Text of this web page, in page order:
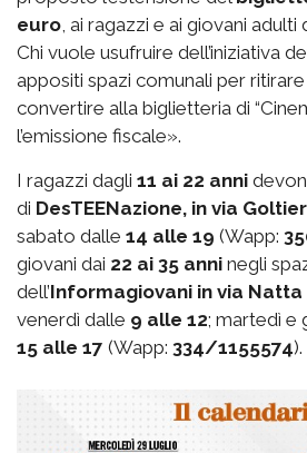
euro, ai ragazzi e ai giovani adulti
Chi vuole usufruire dell’iniziativa
appositi spazi comunali per
convertire alla biglietteria di
l’emissione fiscale».
I ragazzi dagli 11 ai 22 anni
di DesTEENazione, in via
sabato dalle 14 alle 19 (Wapp:
giovani dai 22 ai 35 anni negli
dell’Informagiovani in via Natta
venerdì dalle 9 alle 12; martedì e
15 alle 17 (Wapp: 334/1155574).